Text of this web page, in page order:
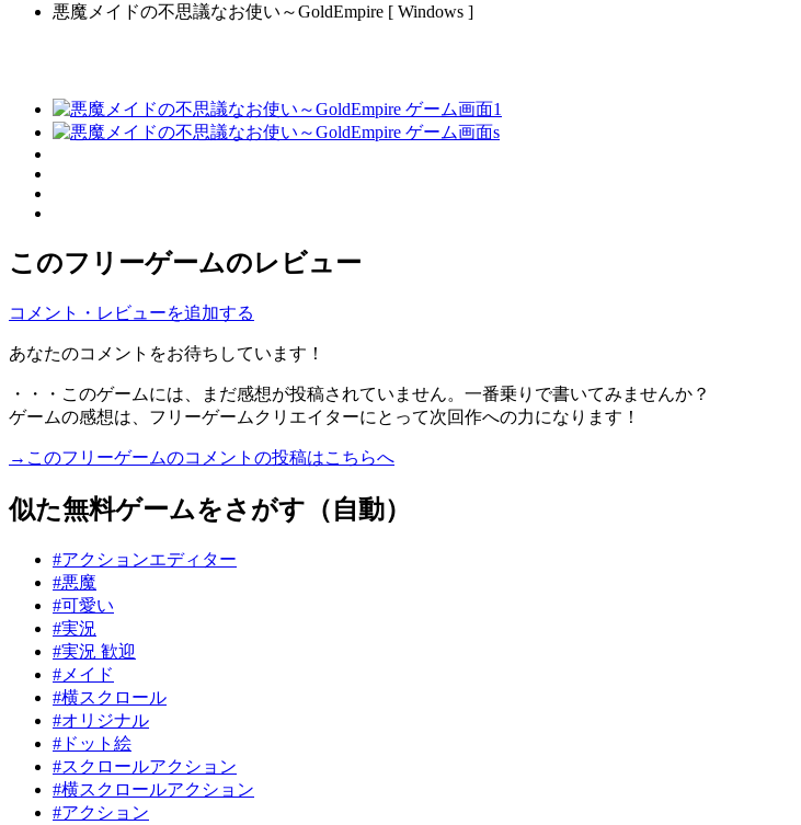
悪魔メイドの不思議なお使い～GoldEmpire [ Windows ]
このフリーゲームのレビュー
コメント・レビューを追加する
あなたのコメントをお待ちしています！
・・・このゲームには、まだ感想が投稿されていません。一番乗りで書いてみませんか？
ゲームの感想は、フリーゲームクリエイターにとって次回作への力になります！
→このフリーゲームのコメントの投稿はこちらへ
似た無料ゲームをさがす（自動）
#アクションエディター
#悪魔
#可愛い
#実況
#実況 歓迎
#メイド
#横スクロール
#オリジナル
#ドット絵
#スクロールアクション
#横スクロールアクション
#アクション